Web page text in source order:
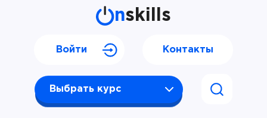
nskills
Выбрать курс
Войти Контакты